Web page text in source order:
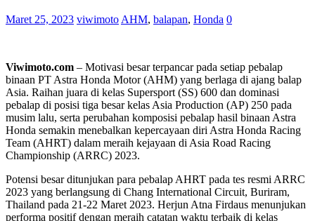
Maret 25, 2023 viwimoto AHM, balapan, Honda 0
Viwimoto.com – Motivasi besar terpancar pada setiap pebalap
binaan PT Astra Honda Motor (AHM) yang berlaga di ajang balap
Asia. Raihan juara di kelas Supersport (SS) 600 dan dominasi
pebalap di posisi tiga besar kelas Asia Production (AP) 250 pada
musim lalu, serta perubahan komposisi pebalap hasil binaan Astra
Honda semakin menebalkan kepercayaan diri Astra Honda Racing
Team (AHRT) dalam meraih kejayaan di Asia Road Racing
Championship (ARRC) 2023.
Potensi besar ditunjukan para pebalap AHRT pada tes resmi ARRC
2023 yang berlangsung di Chang International Circuit, Buriram,
Thailand pada 21-22 Maret 2023. Herjun Atna Firdaus menunjukan
performa positif dengan meraih catatan waktu terbaik di kelas